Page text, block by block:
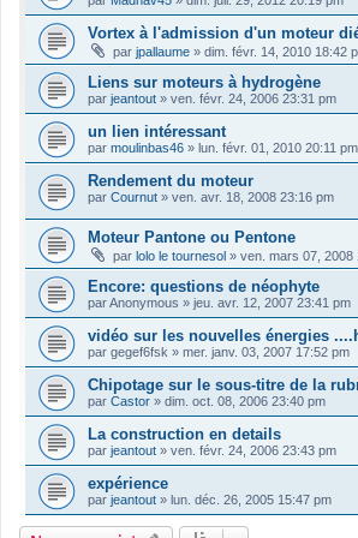
Vortex à l'admission d'un moteur
par jpallaume » dim. févr. 14, 2010 18:42
Liens sur moteurs à hydrogène
par jeantout » ven. févr. 24, 2006 23:31 pm
un lien intéressant
par moulinbas46 » lun. févr. 01, 2010 20:11 pm
Rendement du moteur
par Cournut » ven. avr. 18, 2008 23:16 pm
Moteur Pantone ou Pentone
par lolo le tournesol » ven. mars 07, 2008
Encore: questions de néophyte
parAnonymous » jeu. avr. 12, 2007 23:41 pm
vidéo sur les nouvelles énergies
par gegef6fsk » mer. janv. 03, 2007 17:52 pm
Chipotage sur le sous-titre de la
par Castor » dim. oct. 08, 2006 23:40 pm
La construction en details
par jeantout » ven. févr. 24, 2006 23:43 pm
expérience
par jeantout » lun. déc. 26, 2005 15:47 pm